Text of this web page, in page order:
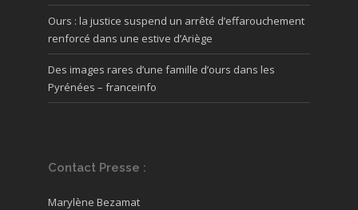
Ours : la justice suspend un arrêté d’effarouchement
renforcé dans une estive d’Ariège
Des images rares d’une famille d’ours dans les
Pyrénées – franceinfo
Contact Presse :
Marylène Bezamat